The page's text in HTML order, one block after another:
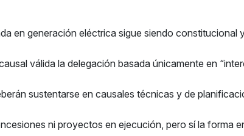
en generación eléctrica sigue siendo constitucional
válida la delegación basada únicamente en
sustentarse en causales técnicas y de
ni proyectos en ejecución, pero sí la forma